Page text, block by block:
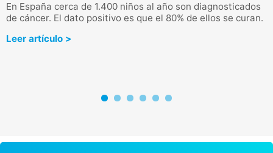
En España cerca de 1.400 niños al año son diagnosticados
de cáncer. El dato positivo es que el 80% de ellos se curan.
Leer artículo >